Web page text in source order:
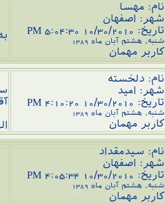
نام: مهسا
شهر: اصفهان
تاریخ: 10/30/2010 5:04:30 PM
شنبه، هشتم آبان ماه 1389
کاربر مهمان
نام: دلخسته
شهر: امید
تاریخ: 10/30/2010 4:10:20 PM
شنبه، هشتم آبان ماه 1389
کاربر مهمان
نام: سيدمقداد
شهر: اصفهان
تاریخ: 10/30/2010 4:05:34 PM
شنبه، هشتم آبان ماه 1389
کاربر مهمان